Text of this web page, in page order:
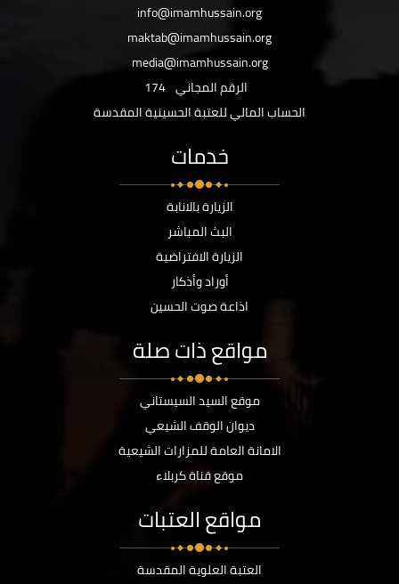
info@imamhussain.org
maktab@imamhussain.org
media@imamhussain.org
الرقم المجاني 174
الحساب المالي للعتبة الحسينية المقدسة
خدمات
الزيارة بالانابة
البث المباشر
الزيارة الافتراضية
أوراد وأذكار
اذاعة صوت الحسين
مواقع ذات صلة
موقع السيد السيستاني
ديوان الوقف الشيعي
الامانة العامة للمزارات الشيعية
موقع قناة كربلاء
مواقع العتبات
العتبة العلوية المقدسة